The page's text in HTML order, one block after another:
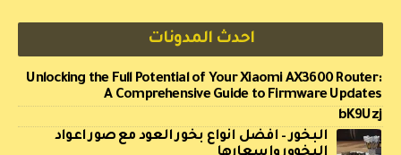
احدث المدونات
Unlocking the Full Potential of Your Xiaomi AX3600 Router:
A Comprehensive Guide to Firmware Updates
bK9Uzj
البخور – افضل انواع بخور العود مع صور اعواد